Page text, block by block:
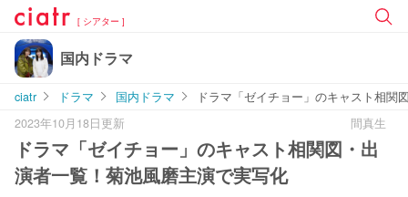
[ シアター ]
国内ドラマ
ciatr ドラマ 国内ドラマ
ドラマ「ゼイチョー」のキャスト相関
2023年10月18日更新
間真生
ドラマ「ゼイチョー」のキャスト相関図・出
演者一覧！菊池風磨主演で実写化